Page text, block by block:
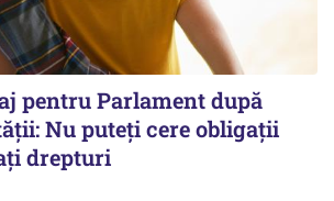
pentru Parlament după
Nu puteți cere obligații
drepturi